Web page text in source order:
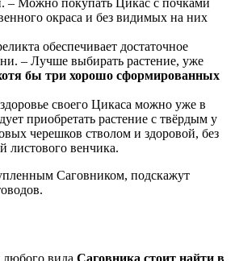
– Можно покупать Цикас с почками
окраса и без видимых на них
обеспечивает достаточное
– Лучше выбирать растение, уже
бы три хорошо сформированных
своего Цикаса можно уже в
приобретать растение с твёрдым у
черешков стволом и здоровой, без
листового венчика.
Саговником, подскажут
вида Саговника стоит найти в